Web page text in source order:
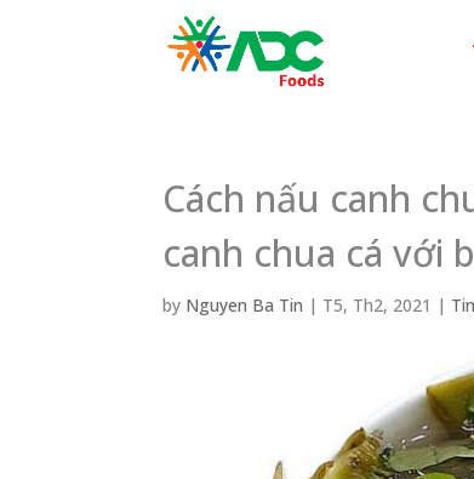
Cách nấu canh
canh chua cá với
by Nguyen Ba Tin | T5, Th2, 2021 |